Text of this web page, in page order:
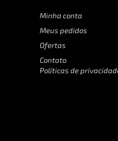
Minha conta
Meus pedidos
Ofertas
Contato
Políticas de